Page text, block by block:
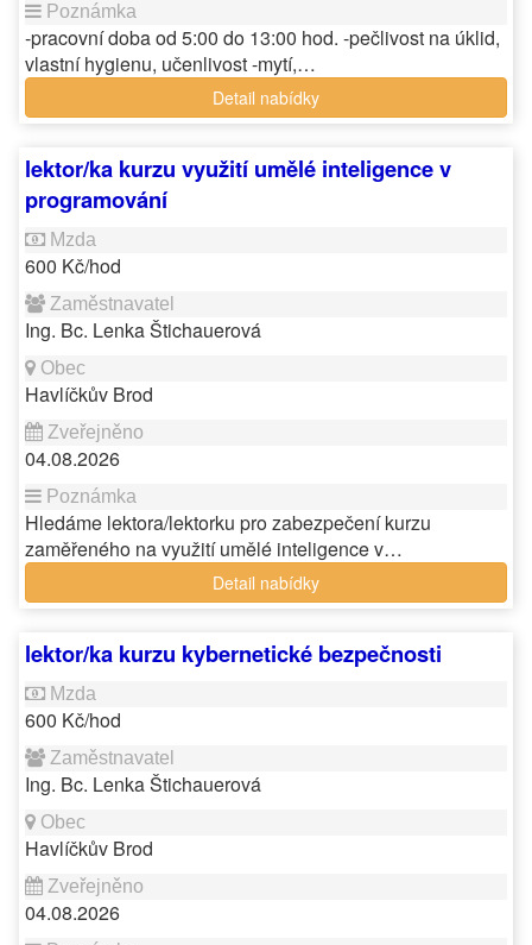
-pracovní doba od 5:00 do 13:00 hod. -pečlivost na úklid,
vlastní hygienu, učenlivost -mytí,…
Detail nabídky
lektor/ka kurzu využití umělé inteligence v
programování
600 Kč/hod
Ing. Bc. Lenka Štichauerová
Havlíčkův Brod
04.08.2026
Hledáme lektora/lektorku pro zabezpečení kurzu
zaměřeného na využití umělé inteligence v…
Detail nabídky
lektor/ka kurzu kybernetické bezpečnosti
600 Kč/hod
Ing. Bc. Lenka Štichauerová
Havlíčkův Brod
04.08.2026